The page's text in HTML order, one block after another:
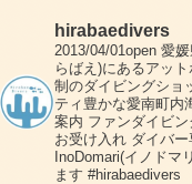
hirabaedivers
2013/04/01open愛媛
らばえ)にあるアッ
制のダイビングショ
ティ豊かな愛南町内
案内 ファンダイビ
お受け入れダイバー
InoDomari(イノドマ
ます #hirabaedivers